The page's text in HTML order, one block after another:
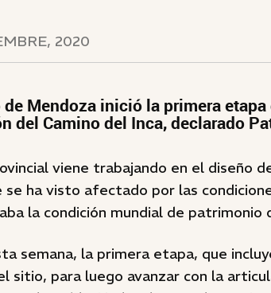
2020
de Mendoza inició la primera
del Camino del Inca, declarado
viene trabajando en el diseño
se ha visto afectado por las
la condición mundial de patrimonio
semana, la primera etapa, que
sitio, para luego avanzar con la